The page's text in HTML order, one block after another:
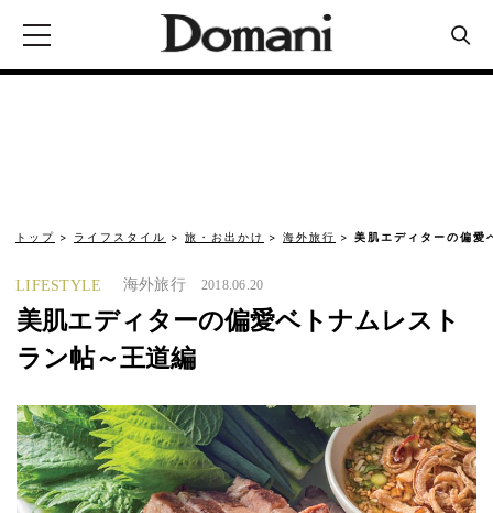
トップ ライフスタイル 旅・お出かけ 海外旅行 美肌エディターの偏愛
LIFESTYLE 海外旅行 2018.06.20
美肌エディターの偏愛ベトナムレスト
ラン帖～王道編